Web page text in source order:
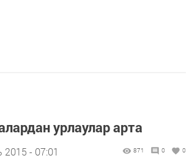
урлаулар арта
2015 - 07:01 871 0 0